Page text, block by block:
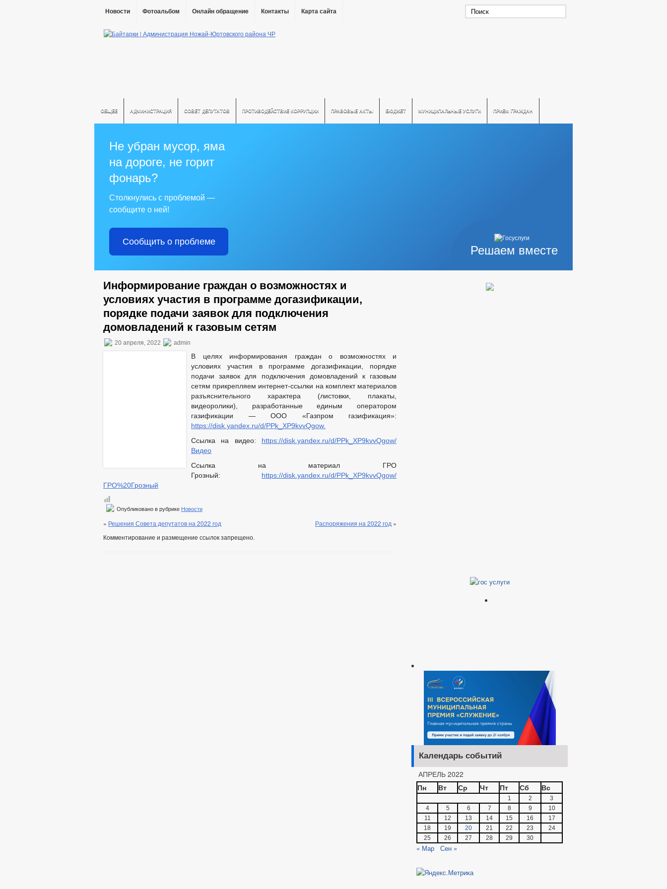
Новости Фотоальбом Онлайн обращение Контакты Карта сайта
ОБЩЕЕ АДМИНИСТРАЦИЯ СОВЕТ ДЕПУТАТОВ ПРОТИВОДЕЙСТВИЕ КОРРУПЦИИ ПРАВОВЫЕ АКТЫ БЮДЖЕТ МУНИЦИПАЛЬНЫЕ УСЛУГИ ПРИЕМ ГРАЖДАН
Решаем вместе
Не убран мусор, яма
на дороге, не горит
фонарь?
Столкнулись с проблемой —
сообщите о ней!
Сообщить о проблеме
Информирование граждан о возможностях и
условиях участия в программе догазификации,
порядке подачи заявок для подключения
домовладений к газовым сетям
20 апреля, 2022 admin
В целях информирования граждан о возможностях и
условиях участия в программе догазификации, порядке
подачи заявок для подключения домовладений к газовым
сетям прикрепляем интернет-ссылки на комплект материалов
разъяснительного характера (листовки, плакаты,
видеоролики), разработанные единым оператором
газификации — ООО «Газпром газификация»:
https://disk.yandex.ru/d/PPk_XP9kvvQgow.
Ссылка на видео: https://disk.yandex.ru/d/PPk_XP9kvvQgow/
Видео
Ссылка на материал ГРО
Грозный: https://disk.yandex.ru/d/PPk_XP9kvvQgow/
ГРО%20Грозный
Опубликовано в рубрике Новости
« Решения Совета депутатов на 2022 год Распоряжения на 2022 год »
Комментирование и размещение ссылок запрещено.
Календарь событий
АПРЕЛЬ 2022
Пн
Вт Ср Чт Пт Сб Вс
1 2
3
4
5 6 7 8 9
10
11
12 13 14 15 16
17
18
19 20 21 22 23
24
25
26 27 28 29 30
« Мар Сен »